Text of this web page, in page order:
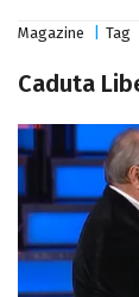
Magazine Tag
Caduta